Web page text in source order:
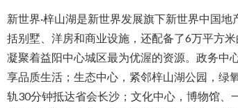
新世界·梓山湖是新世界发展旗下新世界中国
括别墅、洋房和商业设施，还配备了6万平方
凝聚着益阳中心城区最为优渥的资源。政务中
享品质生活；生态中心，紧邻梓山湖公园，绿
轨30分钟抵达省会长沙；文化中心，博物馆